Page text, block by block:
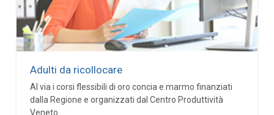
Adulti da ricollocare
Al via i corsi flessibili di oro concia e marmo finanziati
dalla Regione e organizzati dal Centro Produttività
Veneto